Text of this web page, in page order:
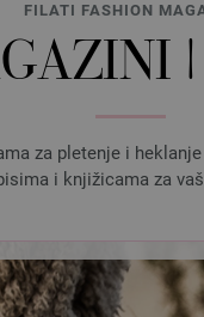
FILATI FASHION
za pletenje i
i knjižicama za